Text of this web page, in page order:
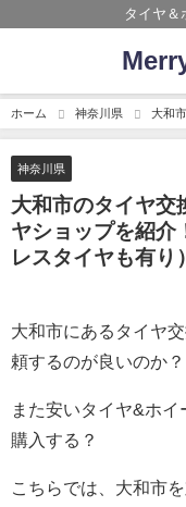
タイヤ＆
ホーム 神奈川県
大和
を紹介！（ホイールセット&ス
神奈川県
大和市のタイヤ交
ヤショップを紹介
レスタイヤも有り）
大和市にあるタイヤ
頼するのが良いのか？
また安いタイヤ&ホ
購入する？
こちらでは、大和市